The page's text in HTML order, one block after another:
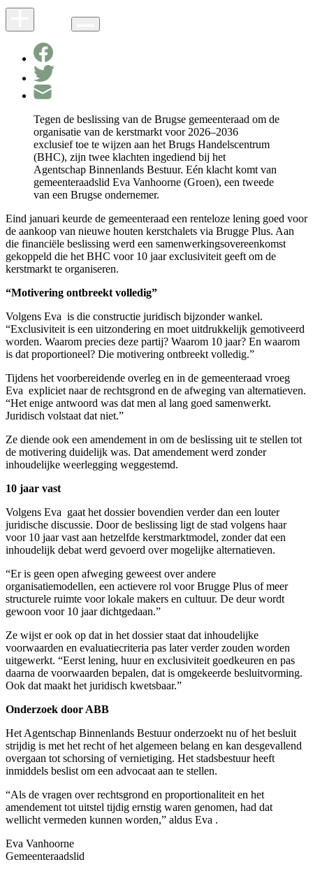
Tegen de beslissing van de Brugse gemeenteraad om de
organisatie van de kerstmarkt voor 2026–2036
exclusief toe te wijzen aan het Brugs Handelscentrum
(BHC), zijn twee klachten ingediend bij het
Agentschap Binnenlands Bestuur. Eén klacht komt van
gemeenteraadslid Eva Vanhoorne (Groen), een tweede
van een Brugse ondernemer.
Eind januari keurde de gemeenteraad een renteloze lening goed voor
de aankoop van nieuwe houten kerstchalets via Brugge Plus. Aan
die financiële beslissing werd een samenwerkingsovereenkomst
gekoppeld die het BHC voor 10 jaar exclusiviteit geeft om de
kerstmarkt te organiseren.
“Motivering ontbreekt volledig”
Volgens Eva is die constructie juridisch bijzonder wankel.
“Exclusiviteit is een uitzondering en moet uitdrukkelijk gemotiveerd
worden. Waarom precies deze partij? Waarom 10 jaar? En waarom
is dat proportioneel? Die motivering ontbreekt volledig.”
Tijdens het voorbereidende overleg en in de gemeenteraad vroeg
Eva expliciet naar de rechtsgrond en de afweging van alternatieven.
“Het enige antwoord was dat men al lang goed samenwerkt.
Juridisch volstaat dat niet.”
Ze diende ook een amendement in om de beslissing uit te stellen tot
de motivering duidelijk was. Dat amendement werd zonder
inhoudelijke weerlegging weggestemd.
10 jaar vast
Volgens Eva gaat het dossier bovendien verder dan een louter
juridische discussie. Door de beslissing ligt de stad volgens haar
voor 10 jaar vast aan hetzelfde kerstmarktmodel, zonder dat een
inhoudelijk debat werd gevoerd over mogelijke alternatieven.
“Er is geen open afweging geweest over andere
organisatiemodellen, een actievere rol voor Brugge Plus of meer
structurele ruimte voor lokale makers en cultuur. De deur wordt
gewoon voor 10 jaar dichtgedaan.”
Ze wijst er ook op dat in het dossier staat dat inhoudelijke
voorwaarden en evaluatiecriteria pas later verder zouden worden
uitgewerkt. “Eerst lening, huur en exclusiviteit goedkeuren en pas
daarna de voorwaarden bepalen, dat is omgekeerde besluitvorming.
Ook dat maakt het juridisch kwetsbaar.”
Onderzoek door ABB
Het Agentschap Binnenlands Bestuur onderzoekt nu of het besluit
strijdig is met het recht of het algemeen belang en kan desgevallend
overgaan tot schorsing of vernietiging. Het stadsbestuur heeft
inmiddels beslist om een advocaat aan te stellen.
“Als de vragen over rechtsgrond en proportionaliteit en het
amendement tot uitstel tijdig ernstig waren genomen, had dat
wellicht vermeden kunnen worden,” aldus Eva .
Eva Vanhoorne
Gemeenteraadslid